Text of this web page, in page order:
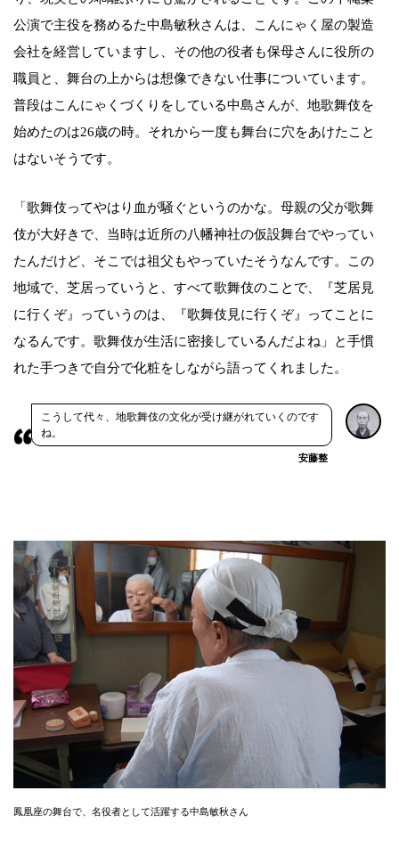
公演で主役を務めるた中島敏秋さんは、こんにゃく屋の製造
会社を経営していますし、その他の役者も保母さんに役所の
職員と、舞台の上からは想像できない仕事についています。
普段はこんにゃくづくりをしている中島さんが、地歌舞伎を
始めたのは26歳の時。それから一度も舞台に穴をあけたこと
はないそうです。
「歌舞伎ってやはり血が騒ぐというのかな。母親の父が歌舞
伎が大好きで、当時は近所の八幡神社の仮設舞台でやってい
たんだけど、そこでは祖父もやっていたそうなんです。この
地域で、芝居っていうと、すべて歌舞伎のことで、『芝居見
に行くぞ』っていうのは、『歌舞伎見に行くぞ』ってことに
なるんです。歌舞伎が生活に密接しているんだよね」と手慣
れた手つきで自分で化粧をしながら語ってくれました。
こうして代々、地歌舞伎の文化が受け継がれていくのです
ね。
安藤整
鳳凰座の舞台で、名役者として活躍する中島敏秋さん